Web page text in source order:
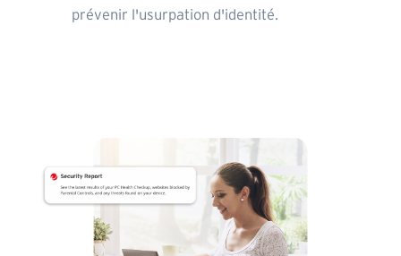
prévenir l'usurpation d'identité.